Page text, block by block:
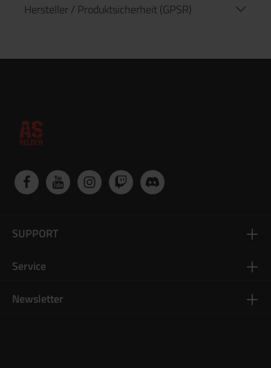
Hersteller / Produktsicherheit (GPSR)
Newsletter
SUPPORT
Service